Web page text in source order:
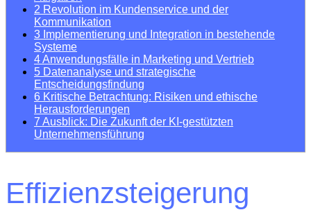
2 Revolution im Kundenservice und der
Kommunikation
3 Implementierung und Integration in bestehende
Systeme
4Anwendungsfälle in Marketing und Vertrieb
5 Datenanalyse und strategische
Entscheidungsfindung
6 Kritische Betrachtung: Risiken und ethische
Herausforderungen
7 Ausblick: Die Zukunft der KI-gestützten
Unternehmensführung
Effizienzsteigerung